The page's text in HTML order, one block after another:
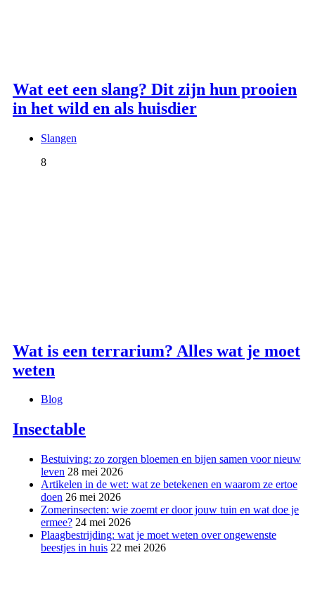
Wat eet een slang? Dit zijn hun prooien
in het wild en als huisdier
Slangen
8
Wat is een terrarium? Alles wat je moet
weten
Blog
Insectable
Bestuiving: zo zorgen bloemen en bijen samen voor nieuw
leven 28 mei 2026
Artikelen in de wet: wat ze betekenen en waarom ze ertoe
doen 26 mei 2026
Zomerinsecten: wie zoemt er door jouw tuin en wat doe je
ermee? 24 mei 2026
Plaagbestrijding: wat je moet weten over ongewenste
beestjes in huis 22 mei 2026